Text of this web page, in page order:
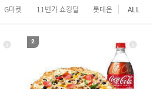
17 여성댄스복 18 벤츠S용품
스 dn3e170 lwk
ALL
G마켓 11번가 쇼킹딜 롯데온 이마
2